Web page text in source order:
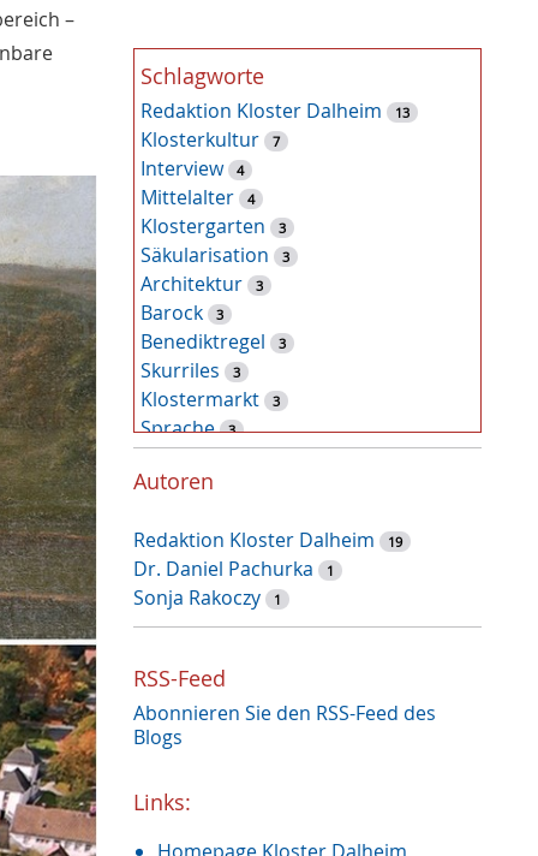
–
Schlagworte
Redaktion Kloster Dalheim 13
Klosterkultur 7
Interview 4
Mittelalter 4
Klostergarten 3
Säkularisation 3
Architektur 3
Barock 3
Benediktregel 3
Skurriles 3
Klostermarkt 3
Sprache 3
Tiere
Pflanzen
Zufallsfund 2
Kunst 2
Weihnachtszeit
Recht und Unrecht 1
Et labora
Klostermauer 1
Fasten
Handwerk
Autoren
Redaktion Kloster Dalheim 19
Dr. Daniel Pachurka 1
Sonja Rakoczy 1
RSS-Feed
Abonnieren Sie den RSS-Feed des
Blogs
Links: